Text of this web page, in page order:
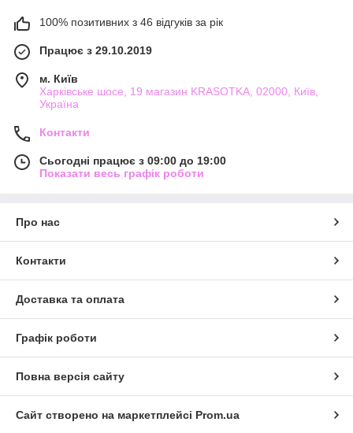
100% позитивних з 46 відгуків за рік
Працює з 29.10.2019
м. Київ
Харківське шосе, 19 магазин KRASOTKA, 02000, Київ,
Україна
Контакти
Сьогодні працює з 09:00 до 19:00
Показати весь графік роботи
Про нас
Контакти
Доставка та оплата
Графік роботи
Повна версія сайту
Сайт створено на маркетплейсі Prom.ua